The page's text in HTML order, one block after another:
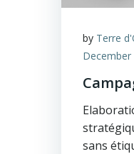
by Terre
December
sans